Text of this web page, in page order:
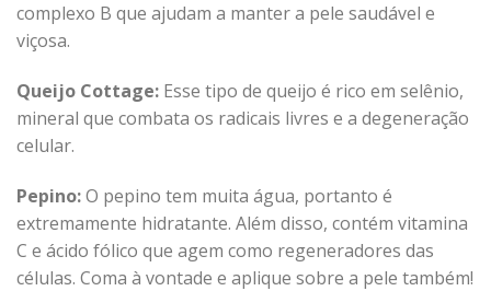
complexo B que ajudam a manter a pele saudável e
viçosa.
Queijo Cottage: Esse tipo de queijo é rico em selênio,
mineral que combata os radicais livres e a degeneração
celular.
Pepino:O pepino tem muita água, portanto é
extremamente hidratante. Além disso, contém vitamina
C e ácido fólico que agem como regeneradores das
células. Coma à vontade e aplique sobre a pele também!